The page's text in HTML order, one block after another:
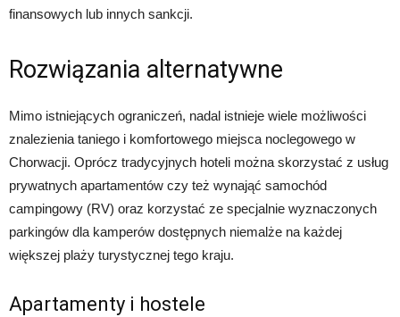
finansowych lub innych sankcji.
Rozwiązania alternatywne
Mimo istniejących ograniczeń, nadal istnieje wiele możliwości
znalezienia taniego i komfortowego miejsca noclegowego w
Chorwacji. Oprócz tradycyjnych hoteli można skorzystać z usług
prywatnych apartamentów czy też wynająć samochód
campingowy (RV) oraz korzystać ze specjalnie wyznaczonych
parkingów dla kamperów dostępnych niemalże na każdej
większej plaży turystycznej tego kraju.
Apartamenty i hostele